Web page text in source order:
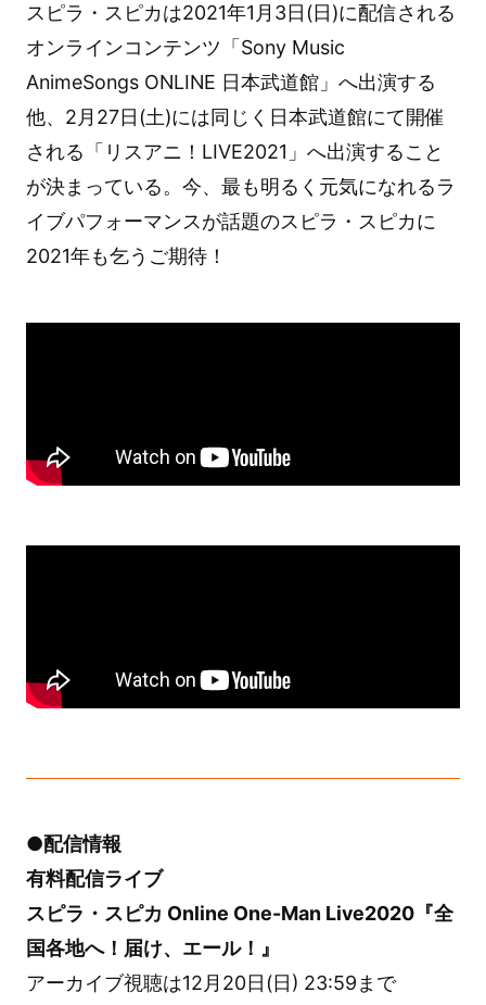
スピラ・スピカは2021年1月3日(日)に配信される
オンラインコンテンツ「Sony Music
AnimeSongs ONLINE 日本武道館」へ出演する
他、2月27日(土)には同じく日本武道館にて開催
される「リスアニ！LIVE2021」へ出演すること
が決まっている。今、最も明るく元気になれるラ
イブパフォーマンスが話題のスピラ・スピカに
2021年も乞うご期待！
●配信情報
有料配信ライブ
スピラ・スピカ Online One-Man Live2020『全
国各地へ！届け、エール！』
アーカイブ視聴は12月20日(日) 23:59まで